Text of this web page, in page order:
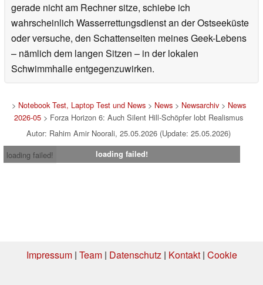
gerade nicht am Rechner sitze, schiebe ich
wahrscheinlich Wasserrettungsdienst an der Ostseeküste
oder versuche, den Schattenseiten meines Geek-Lebens
– nämlich dem langen Sitzen – in der lokalen
Schwimmhalle entgegenzuwirken.
> Notebook Test, Laptop Test und News> News> Newsarchiv> News
2026-05 > Forza Horizon 6: Auch Silent Hill-Schöpfer lobt Realismus
Autor: Rahim Amir Noorali, 25.05.2026 (Update: 25.05.2026)
loading failed!
loading failed!
Impressum| Team| Datenschutz| Kontakt| Cookie